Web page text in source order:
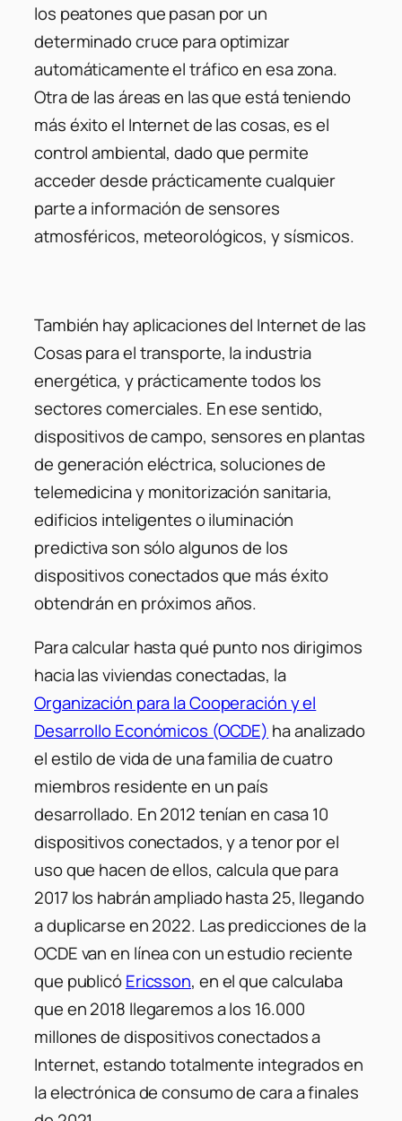
los peatones que pasan por un
determinado cruce para optimizar
automáticamente el tráfico en esa zona.
Otra de las áreas en las que está teniendo
más éxito el Internet de las cosas, es el
control ambiental, dado que permite
acceder desde prácticamente cualquier
parte a información de sensores
atmosféricos, meteorológicos, y sísmicos.
También hay aplicaciones del Internet de las
Cosas para el transporte, la industria
energética, y prácticamente todos los
sectores comerciales. En ese sentido,
dispositivos de campo, sensores en plantas
de generación eléctrica, soluciones de
telemedicina y monitorización sanitaria,
edificios inteligentes o iluminación
predictiva son sólo algunos de los
dispositivos conectados que más éxito
obtendrán en próximos años.
Para calcular hasta qué punto nos dirigimos
hacia las viviendas conectadas, la
Organización para la Cooperación y el
Desarrollo Económicos (OCDE) ha analizado
el estilo de vida de una familia de cuatro
miembros residente en un país
desarrollado. En 2012 tenían en casa 10
dispositivos conectados, y a tenor por el
uso que hacen de ellos, calcula que para
2017 los habrán ampliado hasta 25, llegando
a duplicarse en 2022. Las predicciones de la
OCDE van en línea con un estudio reciente
que publicóEricsson, en el que calculaba
que en 2018 llegaremos a los 16.000
millones de dispositivos conectados a
Internet, estando totalmente integrados en
la electrónica de consumo de cara a finales